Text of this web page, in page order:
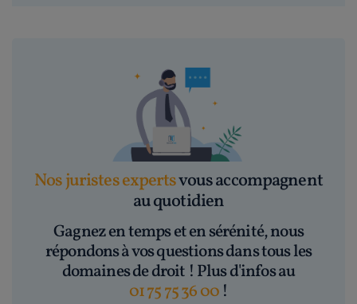
Nos juristes expertsvous accompagnent
au quotidien
Gagnez en temps et en sérénité, nous
répondons à vos questions dans tous les
domaines de droit ! Plus d'infos au
01 75 75 36 00 !